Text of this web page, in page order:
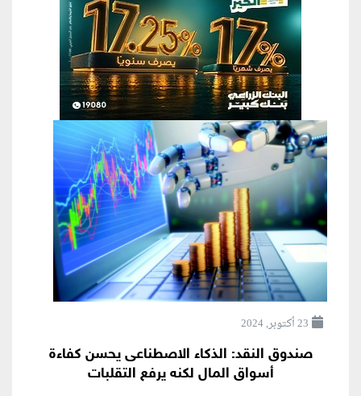
23 أكتوبر, 2024
صندوق النقد: الذكاء الاصطناعى يحسن كفاءة
أسواق المال لكنه يرفع التقلبات